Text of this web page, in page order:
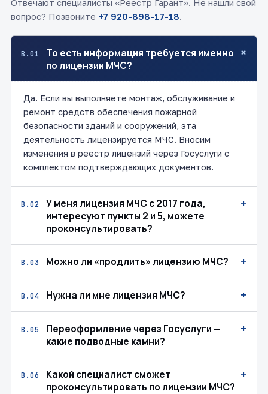
Отвечают специалисты «Реестр Гарант». Не нашли свой
вопрос? Позвоните +7 920-898-17-18.
В.01
То есть информация требуется именно
по лицензии МЧС?
+
Да. Если вы выполняете монтаж, обслуживание и
ремонт средств обеспечения пожарной
безопасности зданий и сооружений, эта
деятельность лицензируется МЧС. Вносим
изменения в реестр лицензий через Госуслуги с
комплектом подтверждающих документов.
В.02
У меня лицензия МЧС с 2017 года,
интересуют пункты 2 и 5, можете
проконсультировать?
+
В.03 Можно ли «продлить» лицензию МЧС? +
В.04 Нужна ли мне лицензия МЧС? +
В.05
Переоформление через Госуслуги —
какие подводные камни?
+
В.06
Какой специалист сможет
проконсультировать по лицензии МЧС?
+